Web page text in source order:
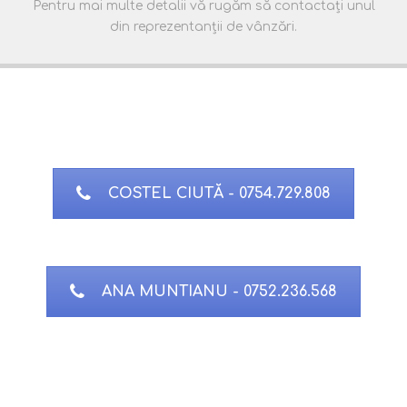
Pentru mai multe detalii vă rugăm să contactați unul
din reprezentanții de vânzări.
COSTEL CIUTĂ - 0754.729.808
ANA MUNTIANU - 0752.236.568